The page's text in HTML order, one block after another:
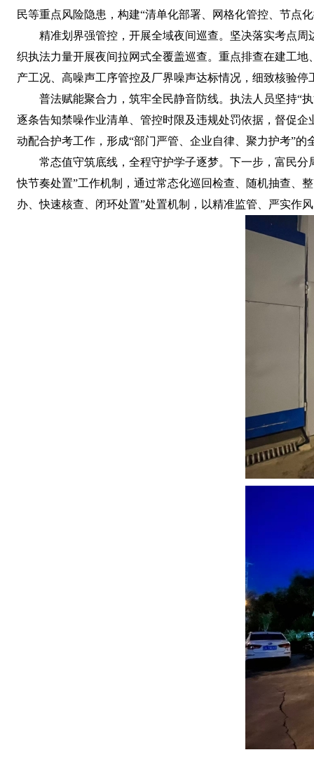
民等重点风险隐患，构建“清单化部署、网格化管控、节点
精准划界强管控，开展全域夜间巡查。坚决落实考点周
织执法力量开展夜间拉网式全覆盖巡查。重点排查在建工
产工况、高噪声工序管控及厂界噪声达标情况，细致核验
普法赋能聚合力，筑牢全民静音防线。执法人员坚持“执
逐条告知禁噪作业清单、管控时限及违规处罚依据，督促
动配合护考工作，形成“部门严管、企业自律、聚力护考”的
常态值守筑底线，全程守护学子逐梦。下一步，富民分
快节奏处置”工作机制，通过常态化巡回检查、随机抽查、
办、快速核查、闭环处置”处置机制，以精准监管、严实作